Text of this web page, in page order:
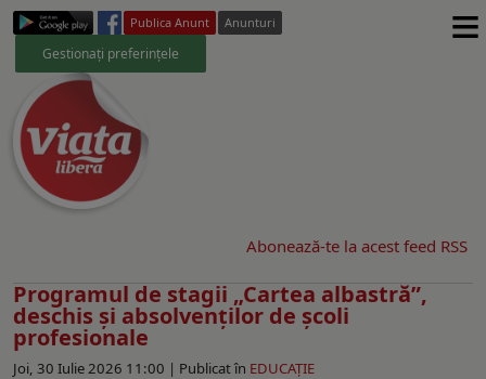
Publica Anunt Anunturi
Gestionați preferințele ≡
Abonează-te la acest feed RSS
Programul de stagii „Cartea albastră”,
deschis și absolvenților de școli
profesionale
Joi, 30 Iulie 2026 11:00 | Publicat în EDUCAŢIE